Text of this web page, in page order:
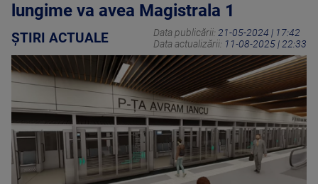
lungime va avea Magistrala 1
ȘTIRI ACTUALE Data publicării: 21-05-2024 | 17:42
Data actualizării: 11-08-2025 | 22:33